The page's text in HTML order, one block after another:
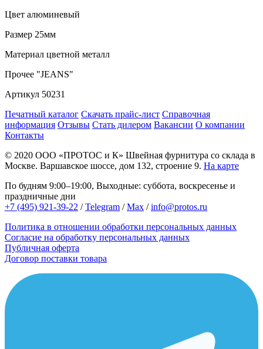
Цвет алюминевый
Размер 25мм
Материал цветной металл
Прочее "JEANS"
Артикул 50231
Печатный каталог Скачать прайс-лист Справочная
информация Отзывы Стать дилером Вакансии О компании
Контакты
© 2020 ООО «ПРОТОС и К» Швейная фурнитура со склада в
Москве. Варшавское шоссе, дом 132, строение 9. На карте
По будням 9:00–19:00, Выходные: суббота, воскресенье и
праздничные дни
+7 (495) 921-39-22 /Telegram /Max /info@protos.ru
Политика в отношении обработки персональных данных
Согласие на обработку персональных данных
Публичная оферта
Договор поставки товара